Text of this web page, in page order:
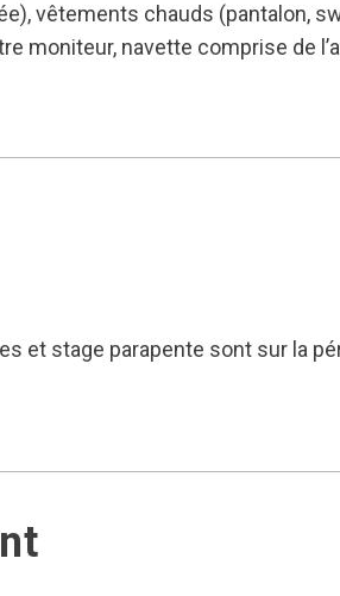
vêtements chauds (pantalon,
moniteur, navette comprise de
et stage parapente sont sur la